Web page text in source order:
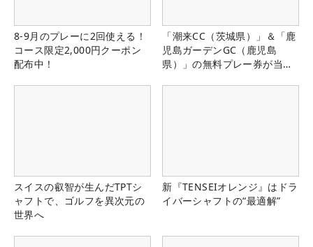
8-9月のプレーに2回使える！
コース限定2,000円クーポン
配布中！
「潮来CC（茨城県）」＆「鹿
児島ガーデンGC（鹿児島
県）」の無料プレー券が当た
スイスの叡智が生んだTPTシ
ャフトで、ゴルフを異次元の
世界へ
新『TENSEIオレンジ』はドラ
イバーシャフトの“最適解”